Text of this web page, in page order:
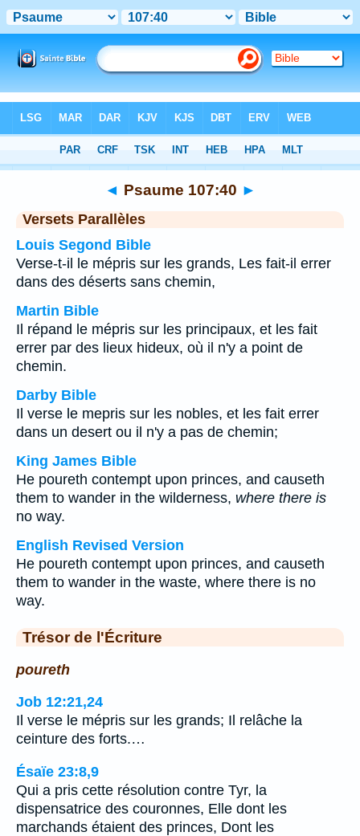
Chapitre 107 > Verset 40
◄ Psaume 107:40 ►
Versets Parallèles
Louis Segond Bible
Verse-t-il le mépris sur les grands, Les fait-il errer
dans des déserts sans chemin,
Martin Bible
Il répand le mépris sur les principaux, et les fait
errer par des lieux hideux, où il n'y a point de
chemin.
Darby Bible
Il verse le mepris sur les nobles, et les fait errer
dans un desert ou il n'y a pas de chemin;
King James Bible
He poureth contempt upon princes, and causeth
them to wander in the wilderness, where there is
no way.
English Revised Version
He poureth contempt upon princes, and causeth
them to wander in the waste, where there is no
way.
Trésor de l'Écriture
poureth
Job 12:21,24
Il verse le mépris sur les grands; Il relâche la
ceinture des forts.…
Ésaïe 23:8,9
Qui a pris cette résolution contre Tyr, la
dispensatrice des couronnes, Elle dont les
marchands étaient des princes, Dont les